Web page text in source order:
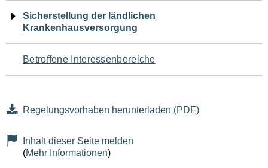
Navigation
für
den
Sicherstellung der ländlichen
Krankenhausversorgung
Betroffene Interessenbereiche
Regelungsvorhaben herunterladen (PDF)
Inhalt dieser Seite melden
(Mehr Informationen)